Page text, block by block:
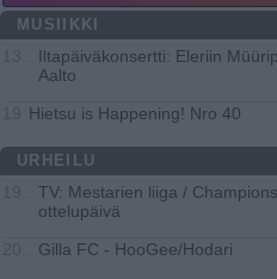
MUSIIKKI
Iltapäiväkonsertti: Eleriin
Aalto
Hietsu is Happening! Nro 40
URHEILU
TV: Mestarien liiga /
ottelupäivä
Gilla FC - HooGee/Hodari